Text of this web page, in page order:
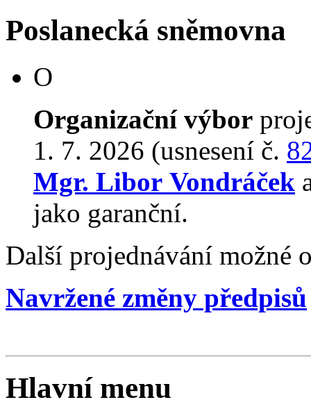
Poslanecká sněmovna
O
Organizační výbor
1. 7. 2026 (usnesení č.
Mgr. Libor Vondráček
jako garanční.
Další projednávání možné
Navržené změny předpisů
Hlavní menu